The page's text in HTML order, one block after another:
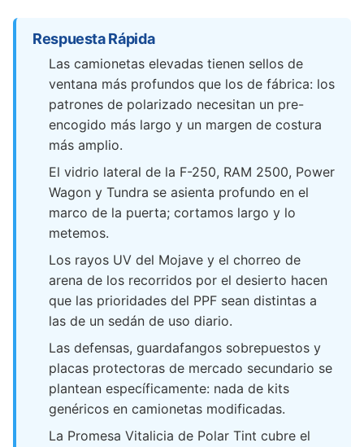
Respuesta Rápida
Las camionetas elevadas tienen sellos de
ventana más profundos que los de fábrica: los
patrones de polarizado necesitan un pre-
encogido más largo y un margen de costura
más amplio.
El vidrio lateral de la F-250, RAM 2500, Power
Wagon y Tundra se asienta profundo en el
marco de la puerta; cortamos largo y lo
metemos.
Los rayos UV del Mojave y el chorreo de
arena de los recorridos por el desierto hacen
que las prioridades del PPF sean distintas a
las de un sedán de uso diario.
Las defensas, guardafangos sobrepuestos y
placas protectoras de mercado secundario se
plantean específicamente: nada de kits
genéricos en camionetas modificadas.
La Promesa Vitalicia de Polar Tint cubre el